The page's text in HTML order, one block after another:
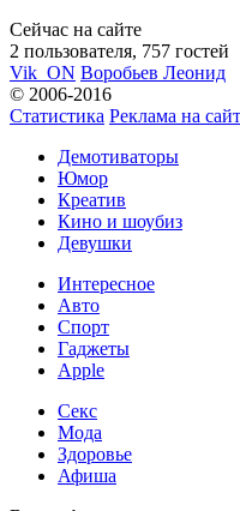
Сейчас на сайте
2 пользователя, 757 гостей
Vik_ON Воробьев Леонид
© 2006-2016
Статистика Реклама на
Демотиваторы
Юмор
Креатив
Кино и шоубиз
Девушки
Интересное
Авто
Спорт
Гаджеты
Apple
Секс
Мода
Здоровье
Афиша